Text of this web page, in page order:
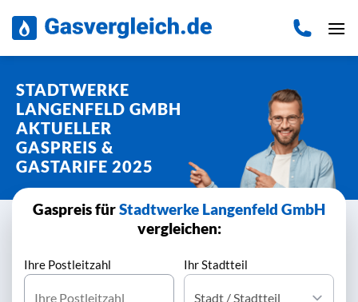
Inhalt
STADTWERKE
LANGENFELD GMBH
AKTUELLER
GASPREIS &
GASTARIFE 2025
Gaspreis fürStadtwerke Langenfeld GmbH
vergleichen:
Ihre Postleitzahl Ihr Stadtteil